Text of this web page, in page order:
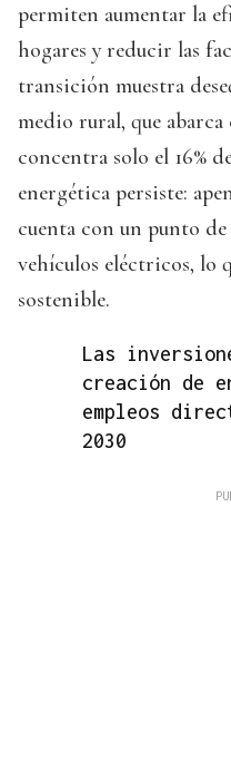
permiten aumentar la
hogares y reducir las
transición muestra
medio rural, que
concentra solo el 16%
energética persiste:
cuenta con un punto
vehículos eléctricos, lo
sostenible.
Las
creación de
empleos
2030